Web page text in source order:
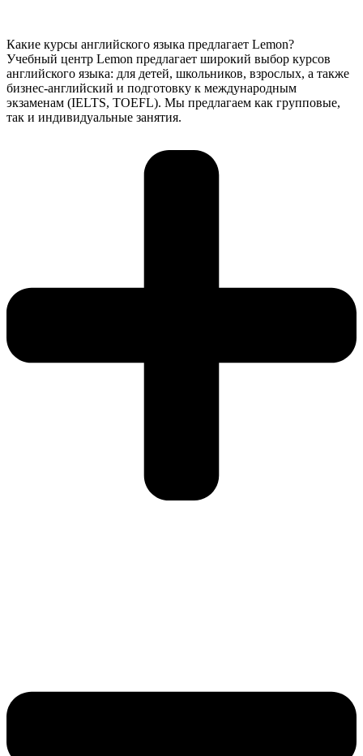
Какие курсы английского языка предлагает Lemon?
Учебный центр Lemon предлагает широкий выбор курсов
английского языка: для детей, школьников, взрослых, а также
бизнес-английский и подготовку к международным
экзаменам (IELTS, TOEFL). Мы предлагаем как групповые,
так и индивидуальные занятия.